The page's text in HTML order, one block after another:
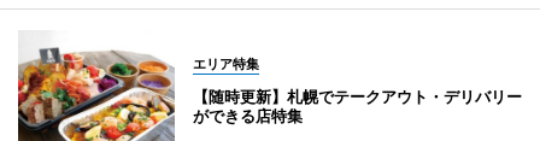
エリア特集
【随時更新】札幌でテークアウト・デリバリー
ができる店特集